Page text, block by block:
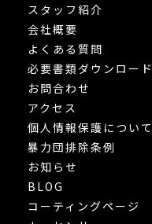
スタッフ紹介
会社概要
よくある質問
必要書類ダウンロード
お問合わせ
アクセス
個人情報保護について
暴力団排除条例
お知らせ
BLOG
コーティングページ